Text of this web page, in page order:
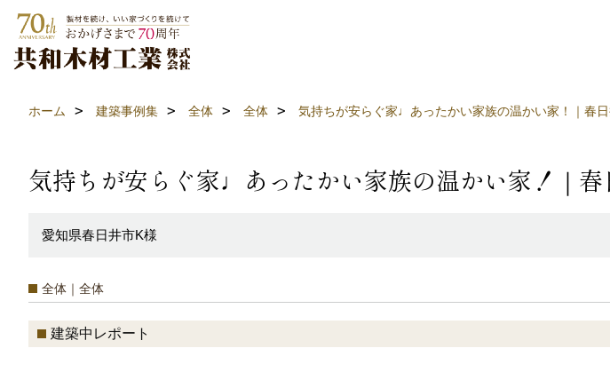
ホーム 建築事例集 全体 全体 気持ちが安らぐ家♩あったかい家族の温かい家！｜春
気持ちが安らぐ家♩あったかい家族の温かい家！｜春
愛知県春日井市K様
全体｜全体
建築中レポート